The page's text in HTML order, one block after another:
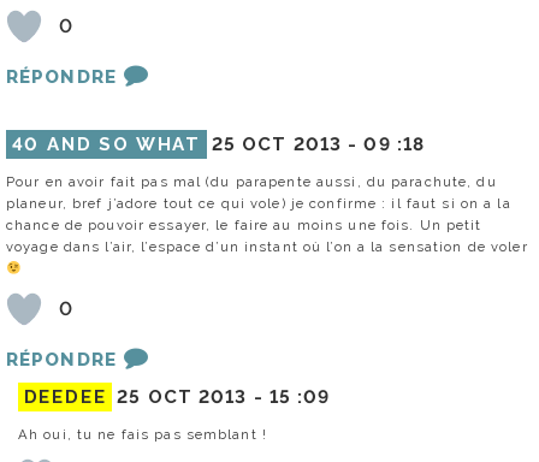
0
RÉPONDRE
40 AND SO WHAT 25 OCT 2013 -09 :18
Pour en avoir fait pas mal (du parapente aussi, du parachute, du
planeur, bref j’adore tout ce qui vole) je confirme : il faut si on a la
chance de pouvoir essayer, le faire au moins une fois. Un petit
voyage dans l’air, l’espace d’un instant où l’on a la sensation de voler
0
RÉPONDRE
DEEDEE 25 OCT 2013 - 15 :09
Ah oui, tu ne fais pas semblant !